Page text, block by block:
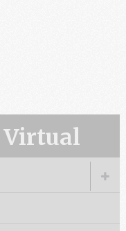
Virtual